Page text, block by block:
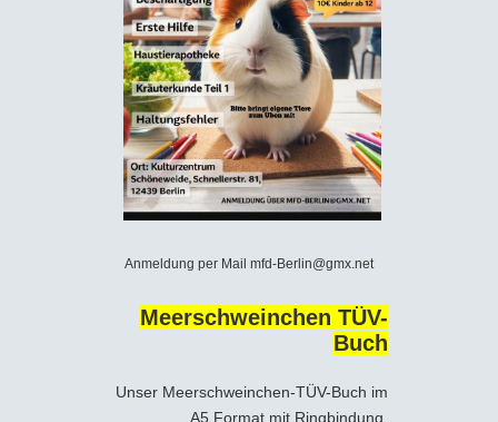
Anmeldung per Mail mfd-Berlin@gmx.net
Meerschweinchen TÜV-
Buch
Unser Meerschweinchen-TÜV-Buch im
A5 Format mit Ringbindung.